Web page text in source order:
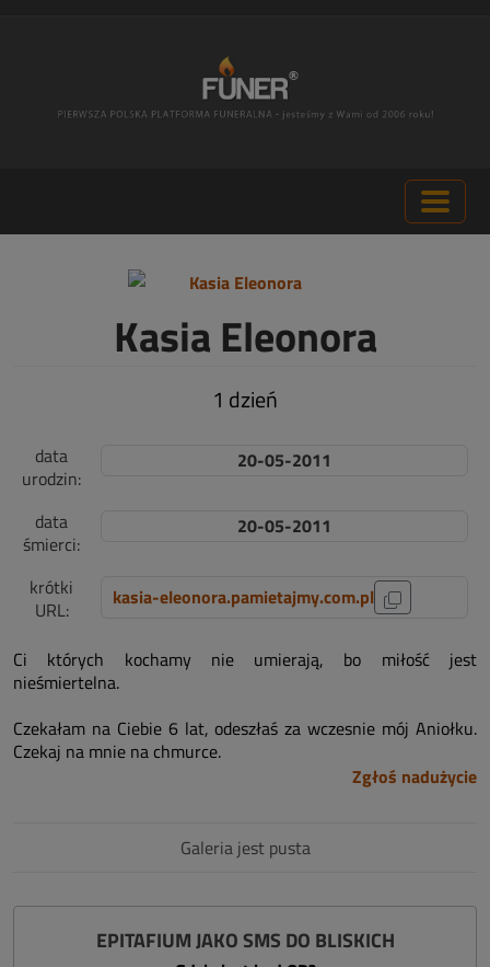
Kasia Eleonora
1 dzień
data
urodzin:
20-05-2011
data
śmierci:
20-05-2011
krótki
URL:
kasia-eleonora.pamietajmy.com.pl
Ci których kochamy nie umierają, bo miłość jest
nieśmiertelna.
Czekałam na Ciebie 6 lat, odeszłaś za wczesnie mój Aniołku.
Czekaj na mnie na chmurce.
Zgłoś nadużycie
Galeria jest pusta
EPITAFIUM JAKO SMS DO BLISKICH